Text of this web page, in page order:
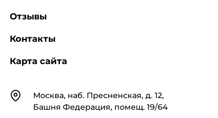
КонтактыМосква, наб. Пресненская, д. 12,
Башня Федерация, помещ. 19/64
Отзывы
Контакты
Карта сайта